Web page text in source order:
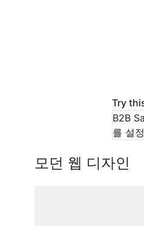
Try
B2B
를 설
모던 웹 디자인